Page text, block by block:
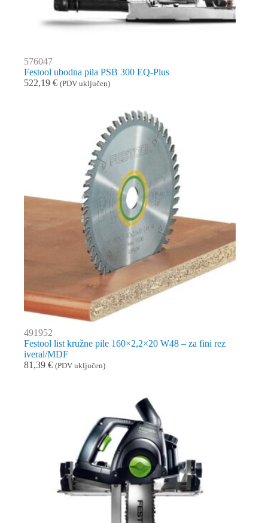
576047
Festool ubodna pila PSB 300 EQ-Plus
522,19 € (PDV uključen)
491952
Festool list kružne pile 160×2,2×20 W48 – za fini rez
iveral/MDF
81,39 € (PDV uključen)